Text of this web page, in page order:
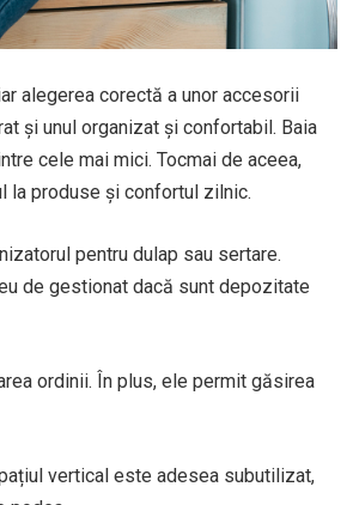
alegerea corectă a unor accesorii
și unul organizat și confortabil. Baia
cele mai mici. Tocmai de aceea,
la produse și confortul zilnic.
pentru dulap sau sertare.
de gestionat dacă sunt depozitate
ordinii. În plus, ele permit găsirea
vertical este adesea subutilizat,